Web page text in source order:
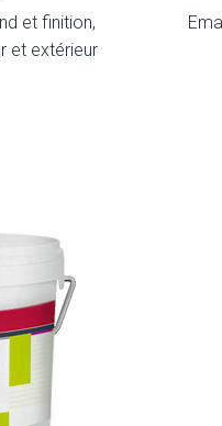
et finition,
et extérieur